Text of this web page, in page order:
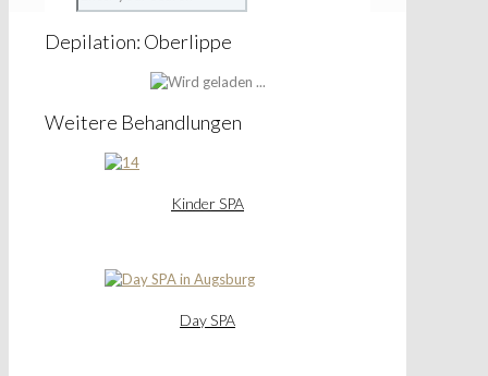
Depilation: Oberlippe
Weitere Behandlungen
Kinder SPA
Day SPA